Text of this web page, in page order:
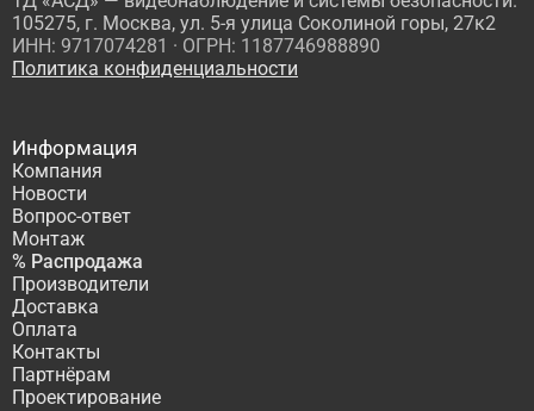
105275, г. Москва, ул. 5-я улица Соколиной горы, 27к2
ИНН: 9717074281 · ОГРН: 1187746988890
Политика конфиденциальности
Информация
Компания
Новости
Вопрос-ответ
Монтаж
% Распродажа
Производители
Доставка
Оплата
Контакты
Партнёрам
Проектирование